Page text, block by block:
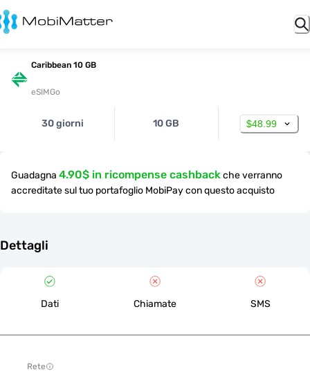
Caribbean 10 GB
eSIMGo
30 giorni 10 GB $48.99
Guadagna 4.90$ in ricompense cashbackche verranno
accreditate sul tuo portafoglio MobiPay con questo acquisto
Dettagli
Dati Chiamate SMS
Rete